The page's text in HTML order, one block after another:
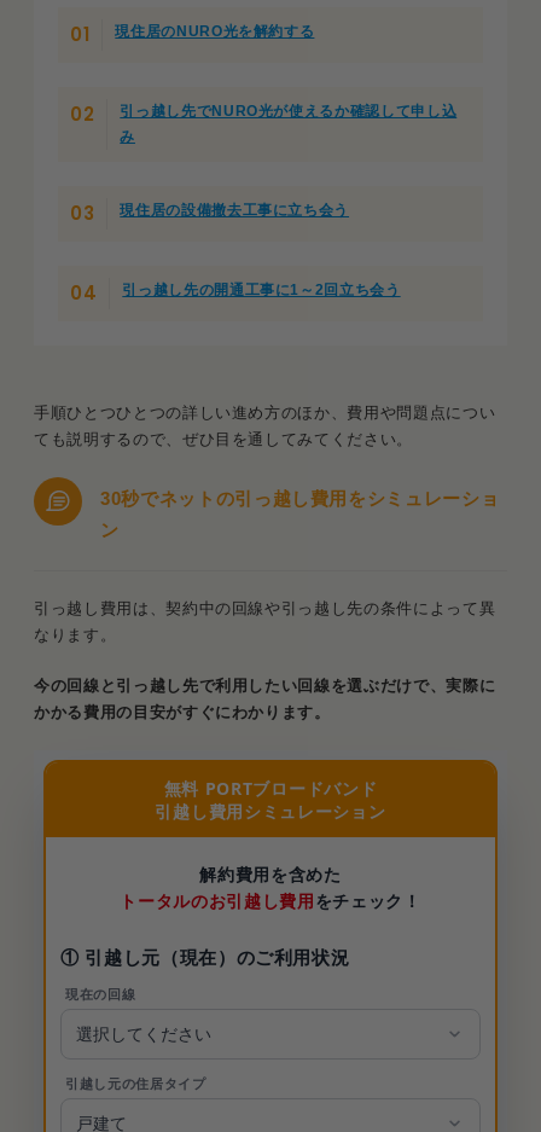
現住居のNURO光を解約する
引っ越し先でNURO光が使えるか確認して申し込
み
現住居の設備撤去工事に立ち会う
引っ越し先の開通工事に1～2回立ち会う
手順ひとつひとつの詳しい進め方のほか、費用や問題点につい
ても説明するので、ぜひ目を通してみてください。
30秒でネットの引っ越し費用をシミュレーショ
ン
引っ越し費用は、契約中の回線や引っ越し先の条件によって異
なります。
今の回線と引っ越し先で利用したい回線を選ぶだけで、実際に
かかる費用の目安がすぐにわかります。
無料 PORTブロードバンド
引越し費用シミュレーション
解約費用を含めた
トータルのお引越し費用をチェック！
① 引越し元（現在）のご利用状況
現在の回線
引越し元の住居タイプ